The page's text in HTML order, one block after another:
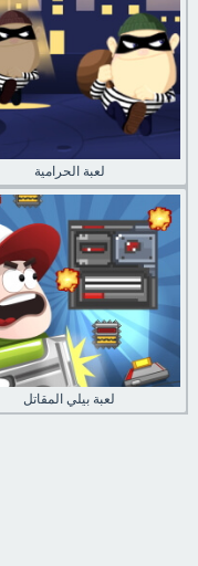
لعبة الحرامية
لعبة بيلي المقاتل